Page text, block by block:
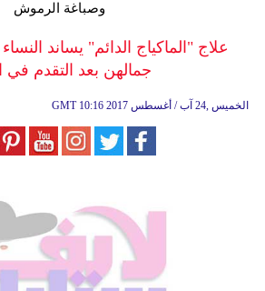
وصباغة الرموش
علاج "الماكياج الدائم" يساند
جمالهن بعد التقدم في
GMT 10:16 2017 الخميس ,24 آب / أغسطس